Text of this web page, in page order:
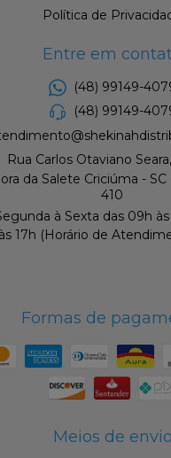
Política de
Entre em
(48) 99149-
(48) 99149-
Rua Carlos Otaviano
da Salete Criciúma -
410
à Sexta das 09h às
às 17h (Horário de
Formas de
Meios de envio